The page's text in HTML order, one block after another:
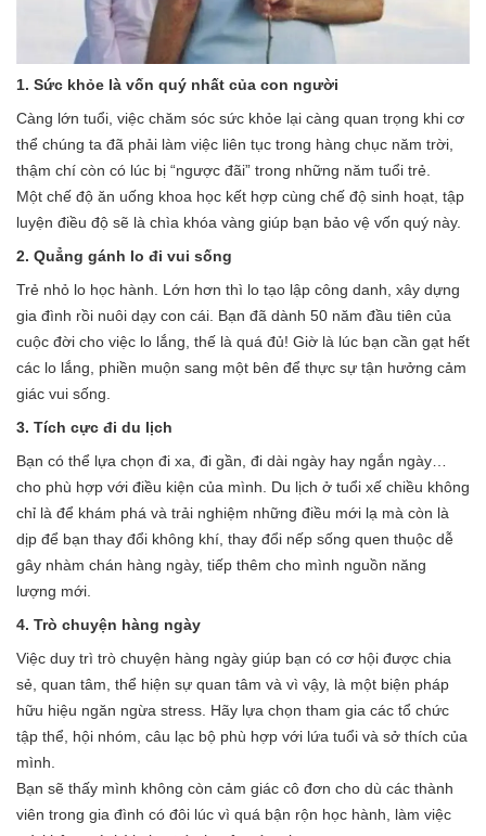
1. Sức khỏe là vốn quý nhất của con người
Càng lớn tuổi, việc chăm sóc sức khỏe lại càng quan trọng khi cơ
thể chúng ta đã phải làm việc liên tục trong hàng chục năm trời,
thậm chí còn có lúc bị “ngược đãi” trong những năm tuổi trẻ.
Một chế độ ăn uống khoa học kết hợp cùng chế độ sinh hoạt, tập
luyện điều độ sẽ là chìa khóa vàng giúp bạn bảo vệ vốn quý này.
2. Quẳng gánh lo đi vui sống
Trẻ nhỏ lo học hành. Lớn hơn thì lo tạo lập công danh, xây dựng
gia đình rồi nuôi dạy con cái. Bạn đã dành 50 năm đầu tiên của
cuộc đời cho việc lo lắng, thế là quá đủ! Giờ là lúc bạn cần gạt hết
các lo lắng, phiền muộn sang một bên để thực sự tận hưởng cảm
giác vui sống.
3. Tích cực đi du lịch
Bạn có thể lựa chọn đi xa, đi gần, đi dài ngày hay ngắn ngày…
cho phù hợp với điều kiện của mình. Du lịch ở tuổi xế chiều không
chỉ là để khám phá và trải nghiệm những điều mới lạ mà còn là
dịp để bạn thay đổi không khí, thay đổi nếp sống quen thuộc dễ
gây nhàm chán hàng ngày, tiếp thêm cho mình nguồn năng
lượng mới.
4. Trò chuyện hàng ngày
Việc duy trì trò chuyện hàng ngày giúp bạn có cơ hội được chia
sẻ, quan tâm, thể hiện sự quan tâm và vì vậy, là một biện pháp
hữu hiệu ngăn ngừa stress. Hãy lựa chọn tham gia các tổ chức
tập thể, hội nhóm, câu lạc bộ phù hợp với lứa tuổi và sở thích của
mình.
Bạn sẽ thấy mình không còn cảm giác cô đơn cho dù các thành
viên trong gia đình có đôi lúc vì quá bận rộn học hành, làm việc